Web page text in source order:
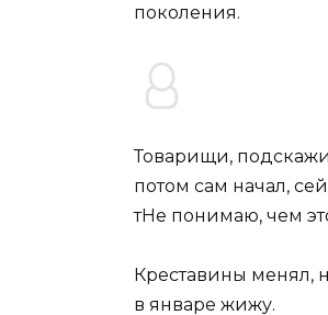
поколения.
Товарищи,
потом сам начал,
тНе понимаю, чем
Креставины менял,
в январе жижу.